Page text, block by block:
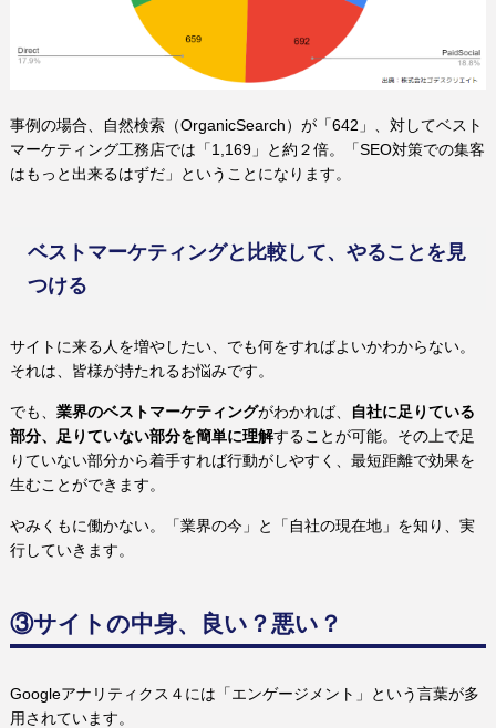
事例の場合、自然検索（OrganicSearch）が「642」、対してベスト
マーケティング工務店では「1,169」と約２倍。「SEO対策での集客
はもっと出来るはずだ」ということになります。
ベストマーケティングと比較して、やることを見
つける
サイトに来る人を増やしたい、でも何をすればよいかわからない。
それは、皆様が持たれるお悩みです。
でも、 業界のベストマーケティングがわかれば、
自社に足りている
部分、足りていない部分を簡単に理解することが可能。その上で足
りていない部分から着手すれば行動がしやすく、最短距離で効果を
生むことができます。
やみくもに働かない。「業界の今」と「自社の現在地」を知り、実
行していきます。
③サイトの中身、良い？悪い？
Googleアナリティクス４には「エンゲージメント」という言葉が多
用されています。